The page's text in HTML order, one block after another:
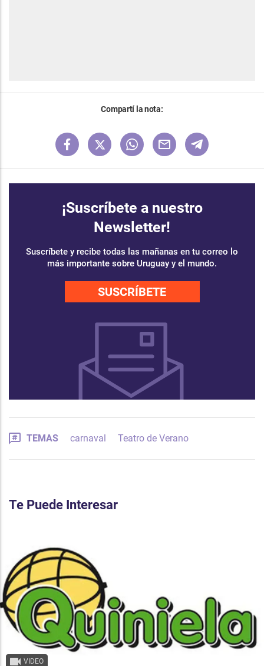
Compartí la nota:
¡Suscríbete a nuestro
Newsletter!
Suscríbete y recibe todas las mañanas en tu correo lo
más importante sobre Uruguay y el mundo.
SUSCRÍBETE
TEMAS carnaval Teatro de Verano
Te Puede Interesar
VIDEO